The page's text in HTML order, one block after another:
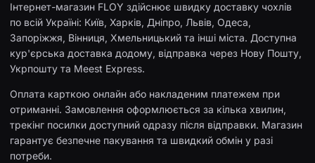
Інтернет-магазин FLOY здійснює швидку доставку чохлів
по всій Україні: Київ, Харків, Дніпро, Львів, Одеса,
Запоріжжя, Вінниця, Хмельницький та інші міста. Доступна
кур'єрська доставка додому, відправка через Нову Пошту,
Укрпошту та Meest Express.
Оплата карткою онлайн або накладеним платежем при
отриманні. Замовлення оформлюється за кілька хвилин,
трекінг посилки доступний одразу після відправки. Магазин
гарантує безпечне пакування та швидкий обмін у разі
потреби.